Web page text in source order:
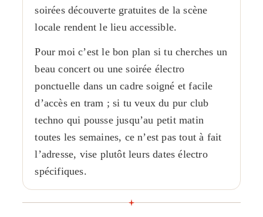
soirées découverte gratuites de la scène
locale rendent le lieu accessible.
Pour moi c’est le bon plan si tu cherches un
beau concert ou une soirée électro
ponctuelle dans un cadre soigné et facile
d’accès en tram ; si tu veux du pur club
techno qui pousse jusqu’au petit matin
toutes les semaines, ce n’est pas tout à fait
l’adresse, vise plutôt leurs dates électro
spécifiques.